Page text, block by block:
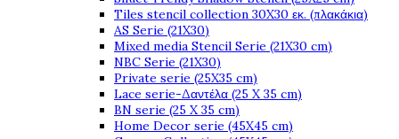
Tiles stencil collection 30X30 εκ. (πλακάκια)
AS Serie (21X30)
Mixed media Stencil Serie (21X30 cm)
NBC Serie (21X30)
Private serie (25X35 cm)
Lace serie-Δαντέλα (25 X 35 cm)
BN serie (25 X 35 cm)
Home Decor serie (45X45 cm)